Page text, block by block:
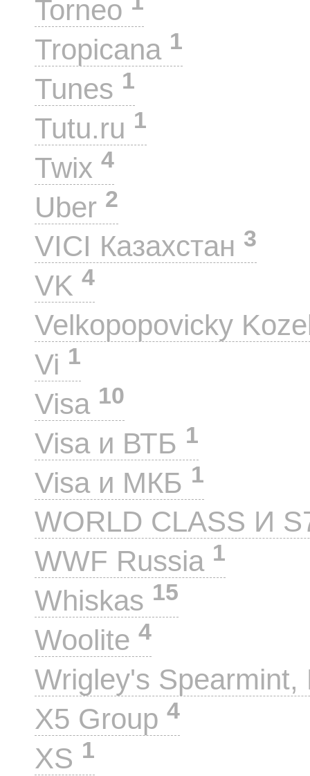
Torneo
Tropicana 1
Tunes 1
Tutu.ru 1
Twix 4
Uber 2
VICI Казахстан 3
VK 4
Velkopopovicky
Vi 1
Visa 10
Visa и ВТБ 1
Visa и МКБ 1
WORLD CLASS И
WWF Russia 1
Whiskas 15
Woolite 4
Wrigley's
X5 Group 4
XS 1